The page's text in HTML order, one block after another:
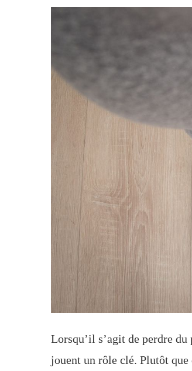
Lorsqu’il s’agit de perdre
jouent un rôle clé. Plutôt que